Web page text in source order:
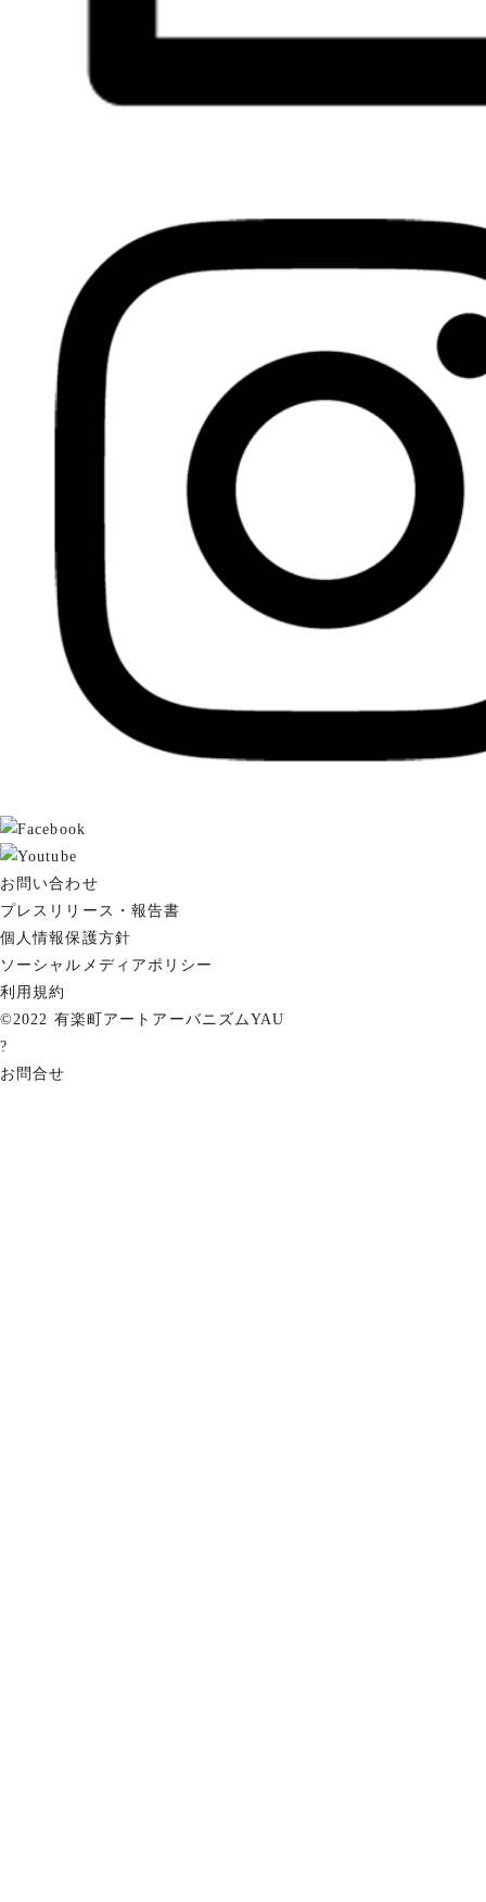
お問い合わせ
プレスリリース・報告書
個人情報保護方針
ソーシャルメディアポリシー
利用規約
©2022 有楽町アートアーバニズムYAU
?
お問合せ